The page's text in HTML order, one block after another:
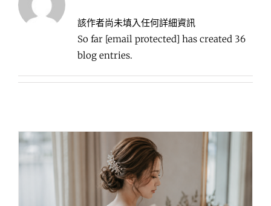
該作者尚未填入任何詳細資訊
So far [email protected] has created 36
blog entries.